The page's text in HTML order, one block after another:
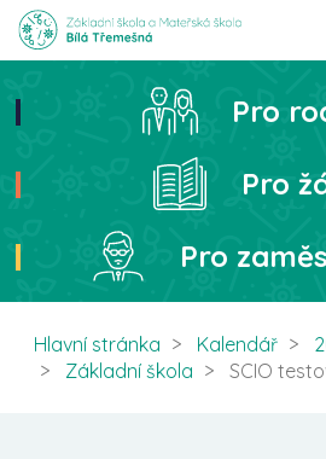
Hledat
Pro
Pro
Pro
Hlavní stránka Kalendář
Základní škola
SCIO